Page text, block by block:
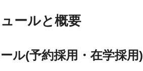
ールと概要
ル(予約採用・在学採用)